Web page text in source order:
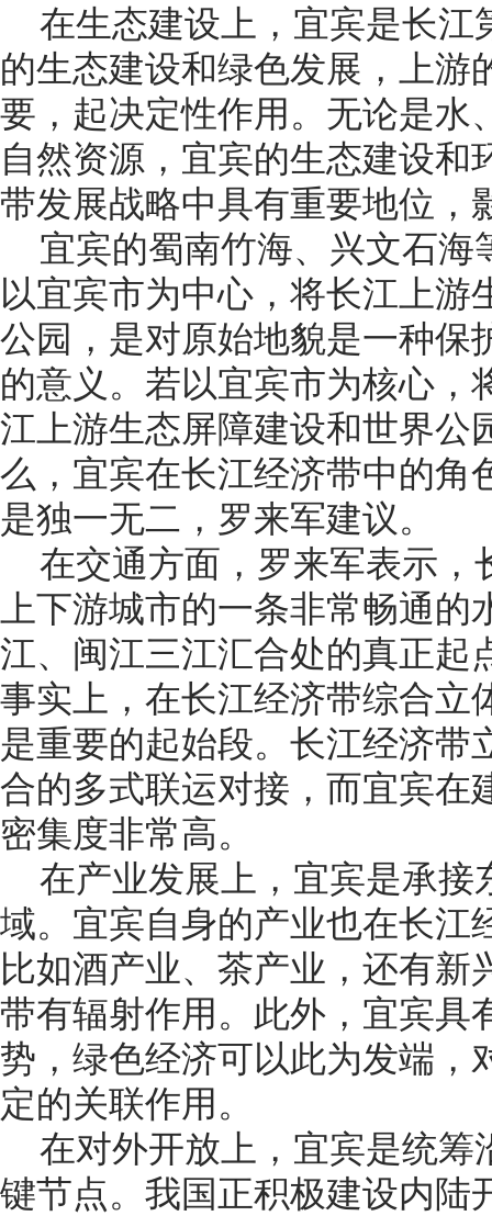
在生态建设上，宜宾是长江
的生态建设和绿色发展，上游
要，起决定性作用。无论是水
自然资源，宜宾的生态建设和
带发展战略中具有重要地位，
宜宾的蜀南竹海、兴文石海
以宜宾市为中心，将长江上游
公园，是对原始地貌是一种保
的意义。若以宜宾市为核心，
江上游生态屏障建设和世界公
么，宜宾在长江经济带中的角
是独一无二，罗来军建议。
在交通方面，罗来军表示，
上下游城市的一条非常畅通
江、闽江三江汇合处的真正起
事实上，在长江经济带综合立
是重要的起始段。长江经济带
合的多式联运对接，而宜宾在
密集度非常高。
在产业发展上，宜宾是承接
域。宜宾自身的产业也在长江
比如酒产业、茶产业，还有新
带有辐射作用。此外，宜宾具
势，绿色经济可以此为发端，
定的关联作用。
在对外开放上，宜宾是统筹
键节点。我国正积极建设内陆